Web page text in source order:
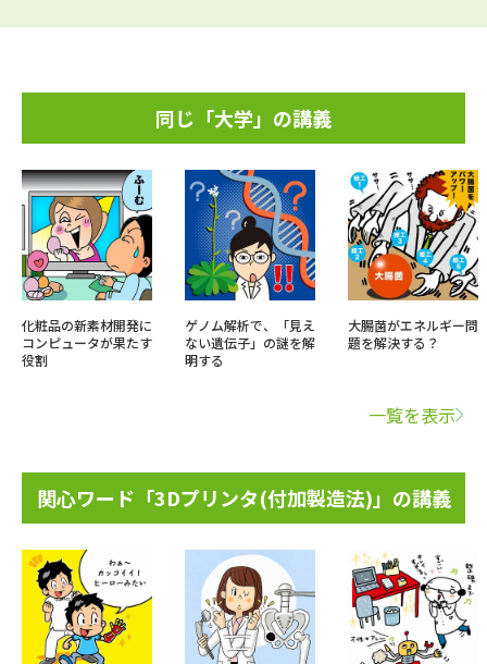
同じ「大学」の講義
化粧品の新素材開発に
コンピュータが果たす
役割
ゲノム解析で、「見え
ない遺伝子」の謎を解
明する
大腸菌がエネルギー問
題を解決する？
一覧を表示
関心ワード「3Dプリンタ(付加製造法)」の講義